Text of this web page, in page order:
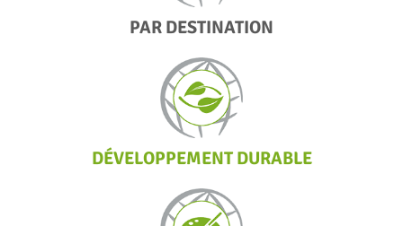
PAR DESTINATION
DÉVELOPPEMENT DURABLE